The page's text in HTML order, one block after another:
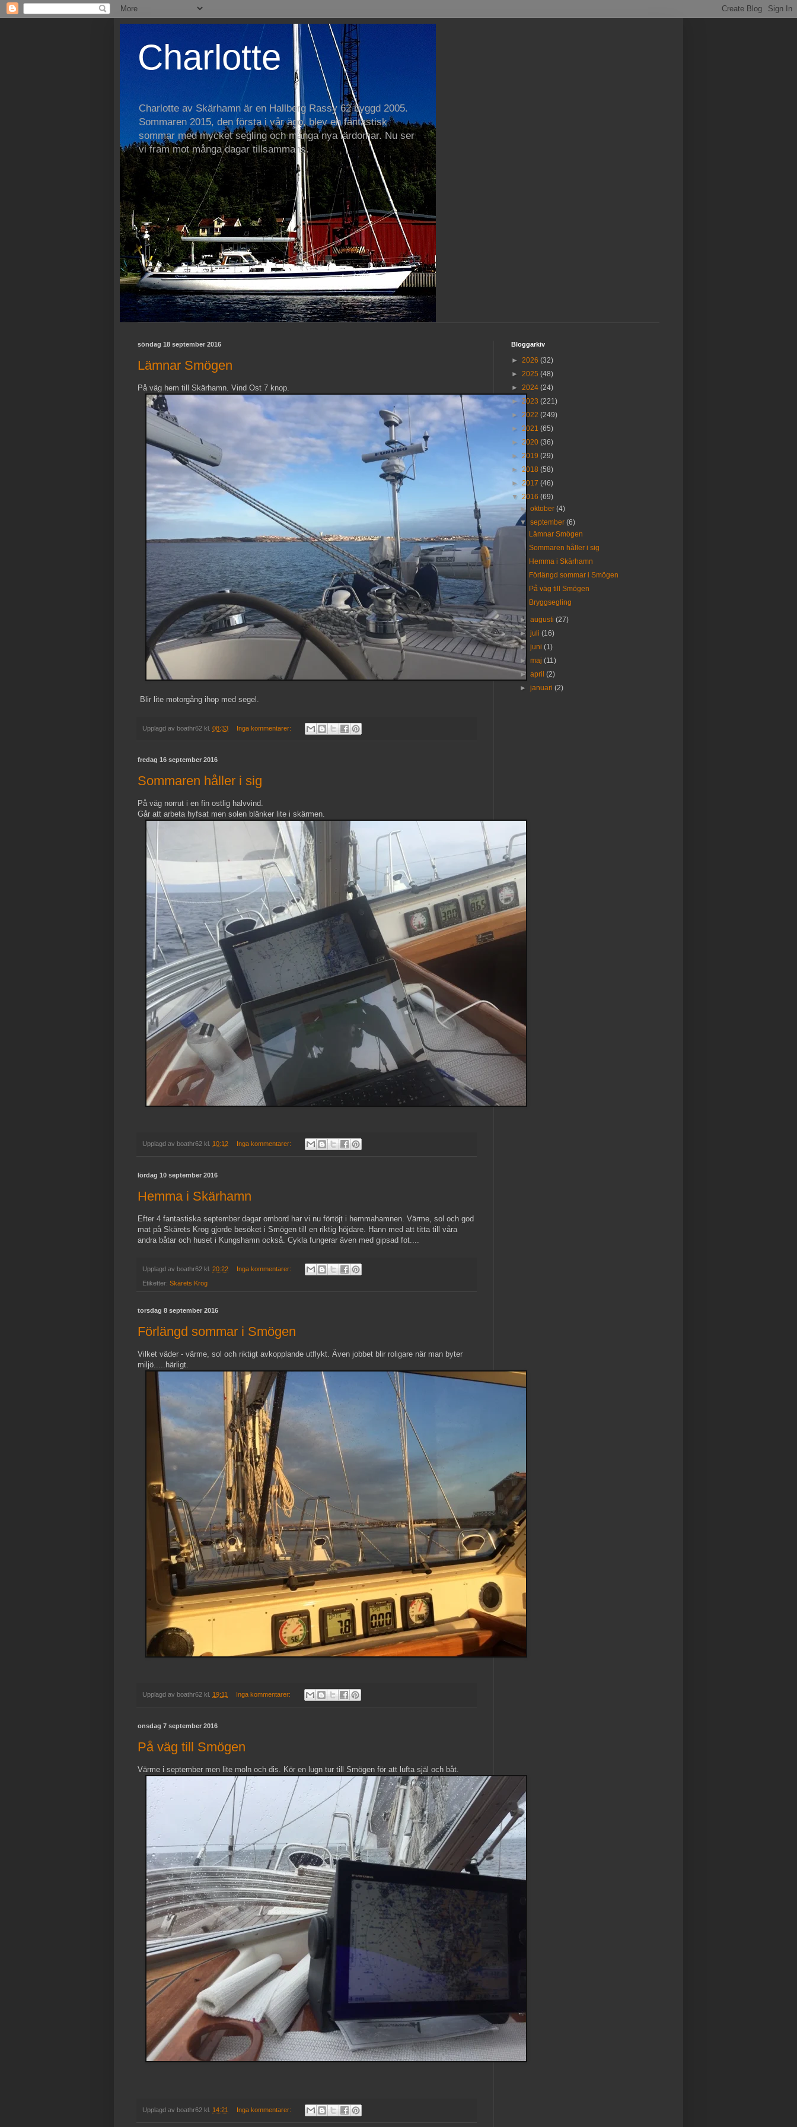
Charlotte
Charlotte av Skärhamn är en Hallberg Rassy 62 byggd 2005.
Sommaren 2015, den första i vår ägo, blev en fantastisk
sommar med mycket segling och många nya lärdomar. Nu ser
vi fram mot många dagar tillsammans.
söndag 18 september 2016
Lämnar Smögen
På väg hem till Skärhamn. Vind Ost 7 knop.
Blir lite motorgång ihop med segel.
Upplagd av boathr62 kl. 08:33 Inga kommentarer:
fredag 16 september 2016
Sommaren håller i sig
På väg norrut i en fin ostlig halvvind.
Går att arbeta hyfsat men solen blänker lite i skärmen.
Upplagd av boathr62 kl. 10:12 Inga kommentarer:
lördag 10 september 2016
Hemma i Skärhamn
Efter 4 fantastiska september dagar ombord har vi nu förtöjt i hemmahamnen. Värme, sol och god
mat på Skärets Krog gjorde besöket i Smögen till en riktig höjdare. Hann med att titta till våra
andra båtar och huset i Kungshamn också. Cykla fungerar även med gipsad fot....
Upplagd av boathr62 kl. 20:22 Inga kommentarer:
Etiketter: Skärets Krog
torsdag 8 september 2016
Förlängd sommar i Smögen
Vilket väder - värme, sol och riktigt avkopplande utflykt. Även jobbet blir roligare när man byter
miljö.....härligt.
Upplagd av boathr62 kl. 19:11 Inga kommentarer:
onsdag 7 september 2016
På väg till Smögen
Värme i september men lite moln och dis. Kör en lugn tur till Smögen för att lufta själ och båt.
Upplagd av boathr62 kl. 14:21 Inga kommentarer:
Bloggarkiv
► 2026 (32)
► 2025 (48)
► 2024 (24)
► 2023 (221)
► 2022 (249)
► 2021 (65)
► 2020 (36)
► 2019 (29)
► 2018 (58)
► 2017 (46)
▼ 2016 (69)
►oktober(4)
▼september(6)
Lämnar Smögen
Sommaren håller i sig
Hemma i Skärhamn
Förlängd sommar i Smögen
På väg till Smögen
Bryggsegling
►augusti(27)
►juli(16)
►juni(1)
►maj(11)
►april(2)
►januari(2)